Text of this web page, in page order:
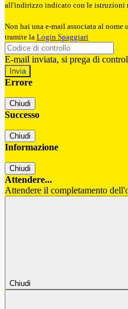
all'indirizzo indicato con le istruzioni
Non hai una e-mail associata al nome
tramite la Login Spaggiari
E-mail inviata, si prega di
Errore
Chiudi
Successo
Chiudi
Informazione
Chiudi
Attendere...
Attendere il completamento
Chiudi